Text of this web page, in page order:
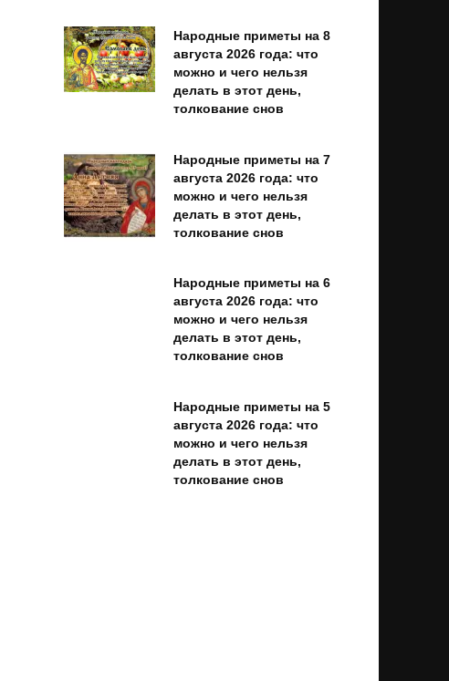
Народные приметы на 8
августа 2026 года: что
можно и чего нельзя
делать в этот день,
толкование снов
Народные приметы на 7
августа 2026 года: что
можно и чего нельзя
делать в этот день,
толкование снов
Народные приметы на 6
августа 2026 года: что
можно и чего нельзя
делать в этот день,
толкование снов
Народные приметы на 5
августа 2026 года: что
можно и чего нельзя
делать в этот день,
толкование снов